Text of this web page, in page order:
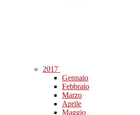
2017
Gennaio
Febbraio
Marzo
Aprile
Maggio